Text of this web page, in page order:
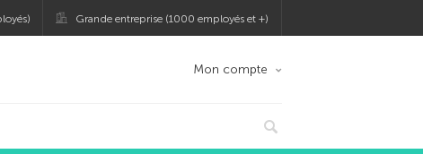
Grande entreprise (1000 employés et +)
Mon compte